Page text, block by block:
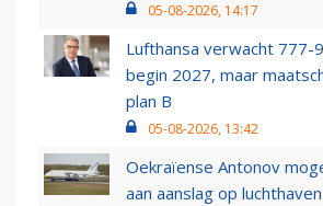
05-08-2026, 14:17
Lufthansa verwacht 777-
begin 2027, maar
plan B
05-08-2026, 13:42
Oekraïense Antonov
aan aanslag op